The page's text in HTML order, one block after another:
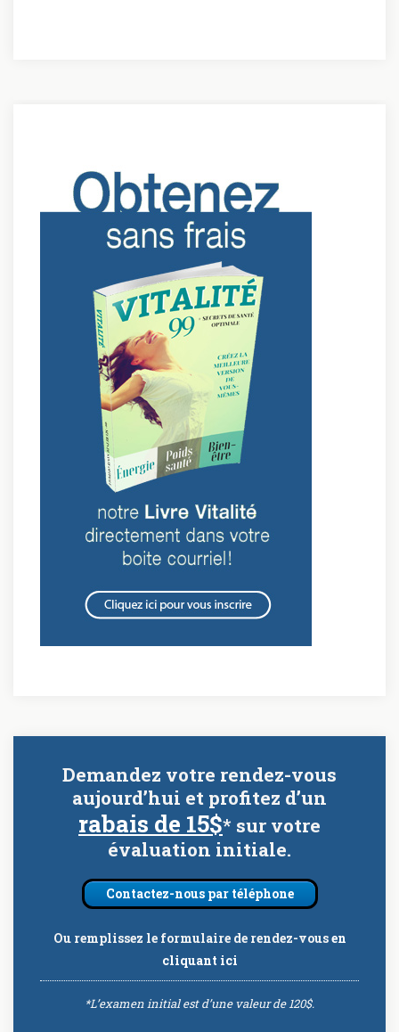
Demandez votre rendez-vous
aujourd’hui et profitez d’un
rabais de 15$* sur votre
évaluation initiale.
Contactez-nous par téléphone
Ou remplissez le formulaire de rendez-vousen
cliquant ici
*L’examen initial est d’une valeur de 120$.